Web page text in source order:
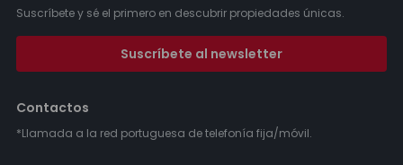
Suscríbete y sé el primero en descubrir propiedades únicas.
Suscríbete al newsletter
Contactos
*Llamada a la red portuguesa de telefonía fija/móvil.